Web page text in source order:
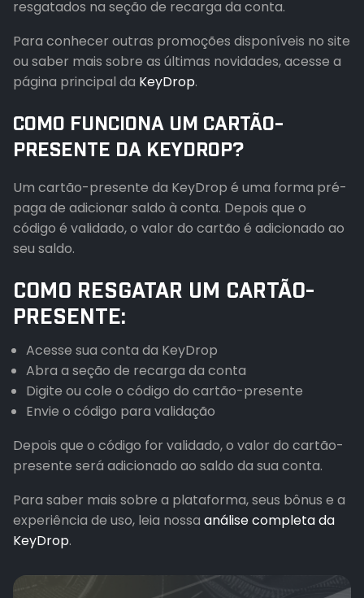
resgatados na seção de recarga da conta.
Para conhecer outras promoções disponíveis no site
ou saber mais sobre as últimas novidades, acesse a
página principal da KeyDrop.
COMO FUNCIONA UM CARTÃO-
PRESENTE DA KEYDROP?
Um cartão-presente da KeyDrop é uma forma pré-
paga de adicionar saldo à conta. Depois que o
código é validado, o valor do cartão é adicionado ao
seu saldo.
COMO RESGATAR UM CARTÃO-
PRESENTE:
Acesse sua conta da KeyDrop
Abra a seção de recarga da conta
Digite ou cole o código do cartão-presente
Envie o código para validação
Depois que o código for validado, o valor do cartão-
presente será adicionado ao saldo da sua conta.
Para saber mais sobre a plataforma, seus bônus e a
experiência de uso, leia nossa análise completa da
KeyDrop.